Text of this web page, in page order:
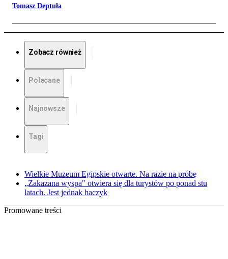
Tomasz Deptuła
Zobacz również
Polecane
Najnowsze
Tagi
Wielkie Muzeum Egipskie otwarte. Na razie na próbę
„Zakazana wyspa" otwiera się dla turystów po ponad stu
latach. Jest jednak haczyk
Promowane treści